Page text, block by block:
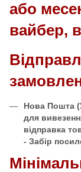
або
вайбер,
Нова Пошта
для
відправка
- Забір